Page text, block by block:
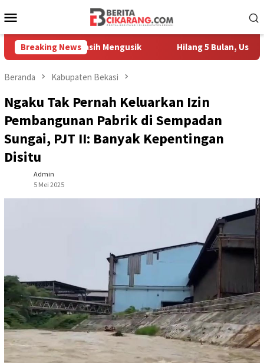
ke
Mobile
Breaking News
Masih Mengusik Hilang 5 Bulan, Ustadz Ujang
Beranda Kabupaten Bekasi
Ngaku Tak Pernah Keluarkan Izin
Pembangunan Pabrik di Sempadan
Sungai, PJT II: Banyak Kepentingan
Disitu
Admin
5 Mei 2025